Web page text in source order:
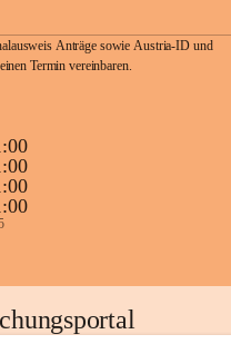
Anträge sowie Austria-ID und
Termin vereinbaren.